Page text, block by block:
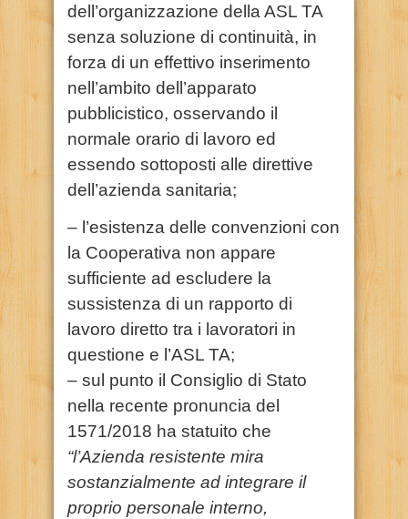
dell’organizzazione della ASL TA
senza soluzione di continuità, in
forza di un effettivo inserimento
nell’ambito dell’apparato
pubblicistico, osservando il
normale orario di lavoro ed
essendo sottoposti alle direttive
dell’azienda sanitaria;
– l’esistenza delle convenzioni con
la Cooperativa non appare
sufficiente ad escludere la
sussistenza di un rapporto di
lavoro diretto tra i lavoratori in
questione e l’ASL TA;
– sul punto il Consiglio di Stato
nella recente pronuncia del
1571/2018 ha statuito che
“l’Azienda resistente mira
sostanzialmente ad integrare il
proprio personale interno,